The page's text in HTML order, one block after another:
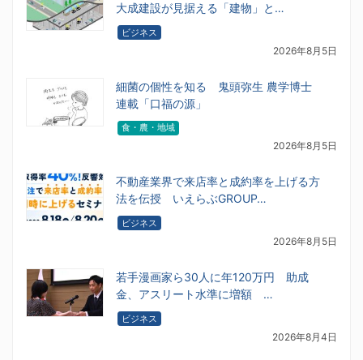
大成建設が見据える「建物」と…
ビジネス
2026年8月5日
細菌の個性を知る 鬼頭弥生 農学博士
連載「口福の源」
食・農・地域
2026年8月5日
不動産業界で来店率と成約率を上げる方
法を伝授 いえらぶGROUP…
ビジネス
2026年8月5日
若手漫画家ら30人に年120万円 助成
金、アスリート水準に増額 …
ビジネス
2026年8月4日